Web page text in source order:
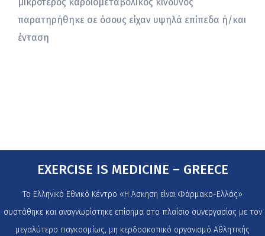
μικρότερος καρδιομεταβολικός κίνδυνος
παρατηρήθηκε σε όσους είχαν υψηλά επίπεδα ή/και
ένταση
EXERCISE IS MEDICINE – GREECE
Το Ελληνικό Εθνικό Κέντρο «Η Άσκηση είναι Φάρμακο-Ελλάς»
συστάθηκε και αναγνωρίστηκε επίσημα στο πλαίσιο συνεργασίας με τον
μεγαλύτερο παγκοσμίως, μη κερδοσκοπικό οργανισμό Αθλητικής